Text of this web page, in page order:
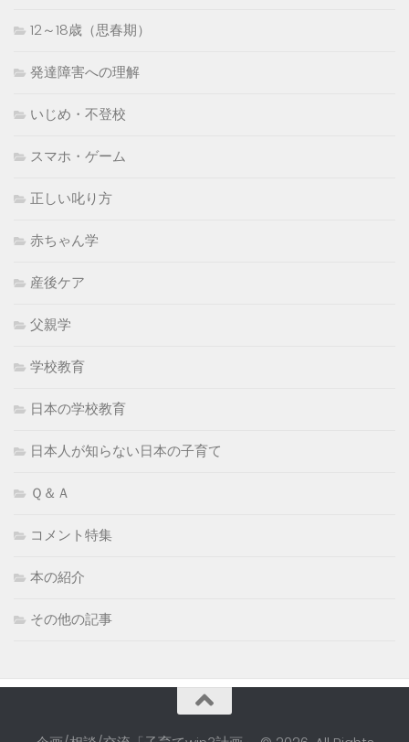
12～18歳（思春期）
発達障害への理解
いじめ・不登校
スマホ・ゲーム
正しい叱り方
赤ちゃん学
産後ケア
父親学
学校教育
日本の学校教育
日本人が知らない日本の子育て
Ｑ＆Ａ
コメント特集
本の紹介
その他の記事